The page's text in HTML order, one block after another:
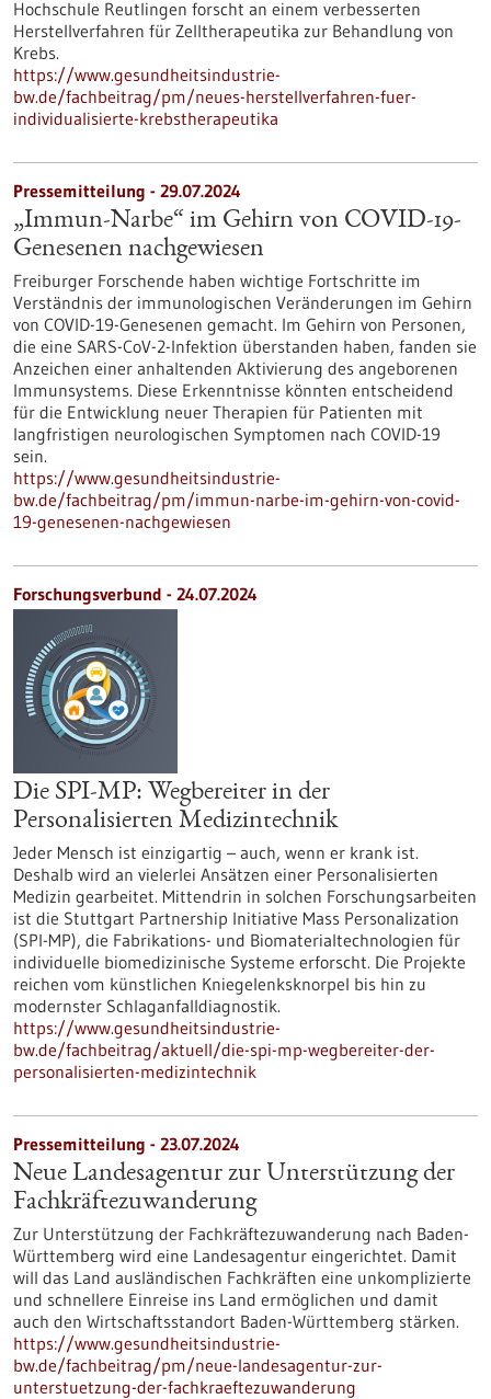
Hochschule Reutlingen forscht an einem verbesserten
Herstellverfahren für Zelltherapeutika zur Behandlung von
Krebs.
https://www.gesundheitsindustrie-
bw.de/fachbeitrag/pm/neues-herstellverfahren-fuer-
individualisierte-krebstherapeutika
Pressemitteilung - 29.07.2024
„Immun-Narbe“ im Gehirn von COVID-19-
Genesenen nachgewiesen
Freiburger Forschende haben wichtige Fortschritte im
Verständnis der immunologischen Veränderungen im Gehirn
von COVID-19-Genesenen gemacht. Im Gehirn von Personen,
die eine SARS-CoV-2-Infektion überstanden haben, fanden sie
Anzeichen einer anhaltenden Aktivierung des angeborenen
Immunsystems. Diese Erkenntnisse könnten entscheidend
für die Entwicklung neuer Therapien für Patienten mit
langfristigen neurologischen Symptomen nach COVID-19
sein.
https://www.gesundheitsindustrie-
bw.de/fachbeitrag/pm/immun-narbe-im-gehirn-von-covid-
19-genesenen-nachgewiesen
Forschungsverbund - 24.07.2024
Die SPI-MP: Wegbereiter in der
Personalisierten Medizintechnik
Jeder Mensch ist einzigartig – auch, wenn er krank ist.
Deshalb wird an vielerlei Ansätzen einer Personalisierten
Medizin gearbeitet. Mittendrin in solchen Forschungsarbeiten
ist die Stuttgart Partnership Initiative Mass Personalization
(SPI-MP), die Fabrikations- und Biomaterialtechnologien für
individuelle biomedizinische Systeme erforscht. Die Projekte
reichen vom künstlichen Kniegelenksknorpel bis hin zu
modernster Schlaganfalldiagnostik.
https://www.gesundheitsindustrie-
bw.de/fachbeitrag/aktuell/die-spi-mp-wegbereiter-der-
personalisierten-medizintechnik
Pressemitteilung - 23.07.2024
Neue Landesagentur zur Unterstützung der
Fachkräftezuwanderung
Zur Unterstützung der Fachkräftezuwanderung nach Baden-
Württemberg wird eine Landesagentur eingerichtet. Damit
will das Land ausländischen Fachkräften eine unkomplizierte
und schnellere Einreise ins Land ermöglichen und damit
auch den Wirtschaftsstandort Baden-Württemberg stärken.
https://www.gesundheitsindustrie-
bw.de/fachbeitrag/pm/neue-landesagentur-zur-
unterstuetzung-der-fachkraeftezuwanderung